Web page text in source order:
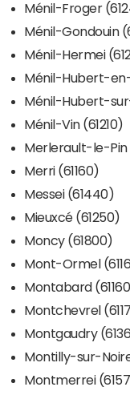
Ménil-Froger
Ménil-Gondouin
Ménil-Hermei
Ménil-Hubert-
Ménil-Hubert-
Ménil-Vin (61210)
Merlerault-le-Pin
Merri (61160)
Messei (61440)
Mieuxcé (61250)
Moncy (61800)
Mont-Ormel
Montabard
Montchevrel
Montgaudry
Montilly-sur-
Montmerrei